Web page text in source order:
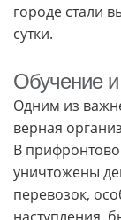
городе стали
сутки.
Обучение
Одним из
верная
В
уничтожены
перевозок,